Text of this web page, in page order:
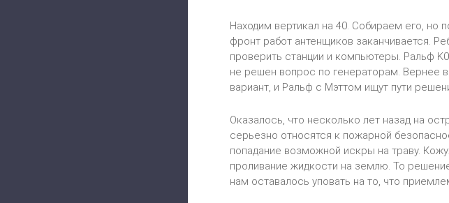
Находим вертикал на 40. Собираем его, но
фронт работ антенщиков заканчивается.
проверить станции и компьютеры. Ральф
не решен вопрос по генераторам. Вернее
вариант, и Ральф с Мэттом ищут пути
Оказалось, что несколько лет назад на
серьезно относятся к пожарной
попадание возможной искры на траву.
проливание жидкости на землю. То
нам оставалось уповать на то, что